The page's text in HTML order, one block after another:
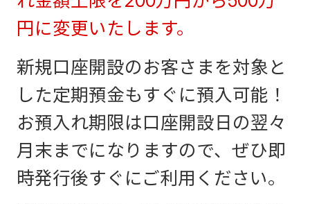
円に変更いたします。
新規口座開設のお客さまを対象と
した定期預金もすぐに預入可能！
お預入れ期限は口座開設日の翌々
月末までになりますので、ぜひ即
時発行後すぐにご利用ください。